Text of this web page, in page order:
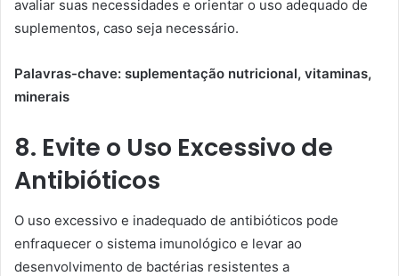
avaliar suas necessidades e orientar o uso adequado de
suplementos, caso seja necessário.
Palavras-chave: suplementação nutricional, vitaminas,
minerais
8. Evite o Uso Excessivo de
Antibióticos
O uso excessivo e inadequado de antibióticos pode
enfraquecer o sistema imunológico e levar ao
desenvolvimento de bactérias resistentes a